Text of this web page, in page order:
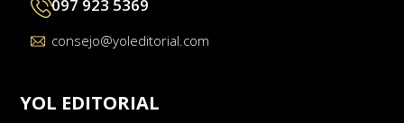
097 923 5369
consejo@yoleditorial.com
YOL EDITORIAL